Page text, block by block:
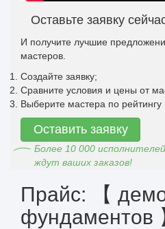
Оставьте заявку
И получите лучшие
мастеров.
Создайте заявку;
Сравните условия и цены от
Выберите мастера по рейтингу
Оставить заявку
Более 10 000 исполнителей
ждут ваших заказов!
Прайс: 【
фундаментов